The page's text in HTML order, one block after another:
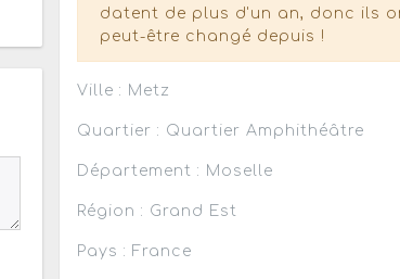
datent de plus d'un an, donc ils
peut-être changé depuis !
Ville : Metz
Quartier : Quartier Amphithéâtre
Département : Moselle
Région : Grand Est
Pays : France